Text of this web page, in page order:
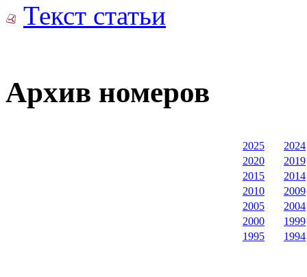
Текст статьи
Архив номеров
2025
2024
2020
2019
2015
2014
2010
2009
2005
2004
2000
1999
1995
1994